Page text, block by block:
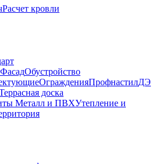
Расчет кровли
ФасадОбустройство
ОгражденияПрофнастилДЭ
доска
Металл и ПВХУтепление и